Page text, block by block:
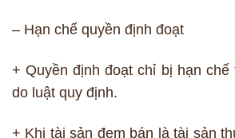
– Hạn chế quyền định đoạt
+ Quyền định đoạt chỉ bị hạn
do luật quy định.
+ Khi tài sản đem bán là tài sản